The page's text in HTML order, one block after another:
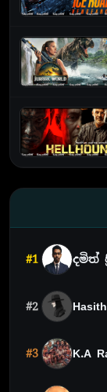
#1 දමිත්
#2
#3 K.A